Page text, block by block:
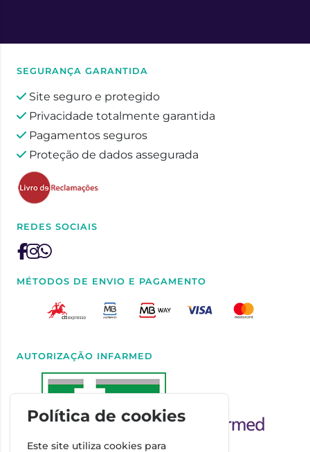
SEGURANÇA GARANTIDA
Site seguro e protegido
Privacidade totalmente garantida
Pagamentos seguros
Proteção de dados assegurada
REDES SOCIAIS
MÉTODOS DE ENVIO E PAGAMENTO
AUTORIZAÇÃO INFARMED
Política de cookies
Este site utiliza cookies para